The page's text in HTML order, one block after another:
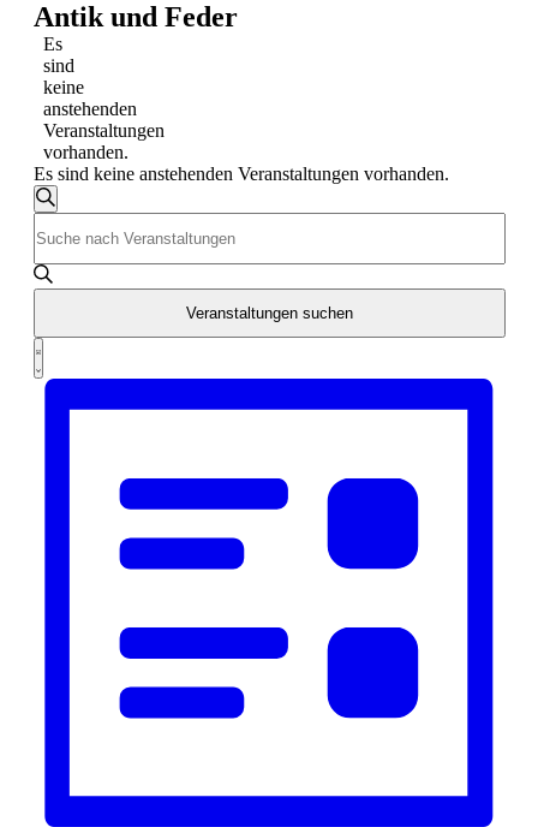
Antik und Feder
Es
sind
keine
anstehenden
Veranstaltungen
vorhanden.
Es sind keine anstehenden Veranstaltungen vorhanden.
Veranstaltungen
Suche
und
Ansichten,
Navigation
Suche
Schlüsselwort
eingeben.
Suche
Veranstaltungen
Schlüsselwort.
Veranstaltungen suchen
Veranstaltung
Ansichten-
Liste